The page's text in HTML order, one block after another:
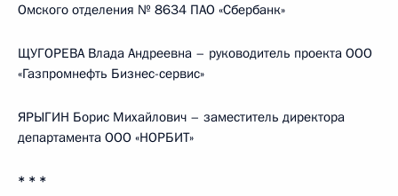
Омского отделения № 8634 ПАО «Сбербанк»
ЩУГОРЕВА Влада Андреевна – руководитель проекта ООО
«Газпромнефть Бизнес-сервис»
ЯРЫГИН Борис Михайлович – заместитель директора
департамента ООО «НОРБИТ»
* * *